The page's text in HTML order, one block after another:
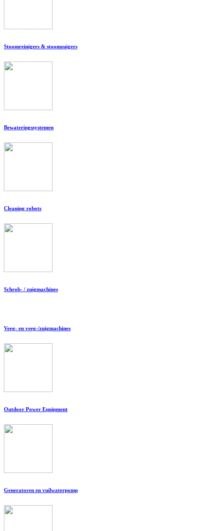
Stoomreinigers & stoomzuigers
Bewateringssystemen
Cleaning robots
Schrob- / zuigmachines
Veeg- en veeg-/zuigmachines
Outdoor Power Equipment
Generatoren en vuilwaterpomp